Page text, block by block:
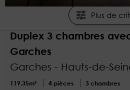
Plus de
Duplex 3 chambres
Garches
Garches - Hauts-de-
119.35m² 4 pièces 3 chambres